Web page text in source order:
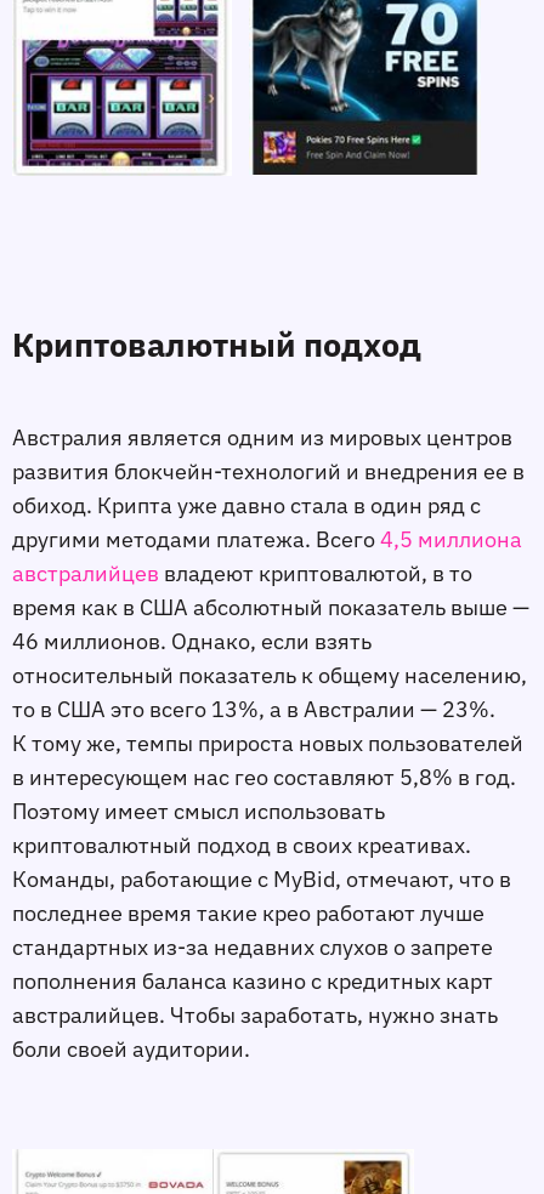
Криптовалютный подход
Австралия является одним из мировых центров
развития блокчейн-технологий и внедрения ее в
обиход. Крипта уже давно стала в один ряд с
другими методами платежа. Всего4,5 миллиона
австралийцев владеют криптовалютой, в то
время как в США абсолютный показатель выше —
46 миллионов. Однако, если взять
относительный показатель к общему населению,
то в США это всего 13%, а в Австралии — 23%.
К тому же, темпы прироста новых пользователей
в интересующем нас гео составляют 5,8% в год.
Поэтому имеет смысл использовать
криптовалютный подход в своих креативах.
Команды, работающие с MyBid, отмечают, что в
последнее время такие крео работают лучше
стандартных из-за недавних слухов о запрете
пополнения баланса казино с кредитных карт
австралийцев. Чтобы заработать, нужно знать
боли своей аудитории.